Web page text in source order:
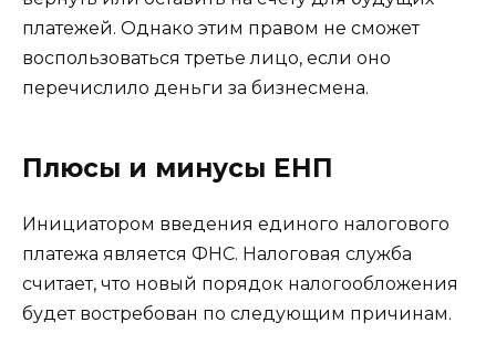
платежей. Однако этим правом не сможет
воспользоваться третье лицо, если оно
перечислило деньги за бизнесмена.
Плюсы и минусы ЕНП
Инициатором введения единого налогового
платежа является ФНС. Налоговая служба
считает, что новый порядок налогообложения
будет востребован по следующим причинам.